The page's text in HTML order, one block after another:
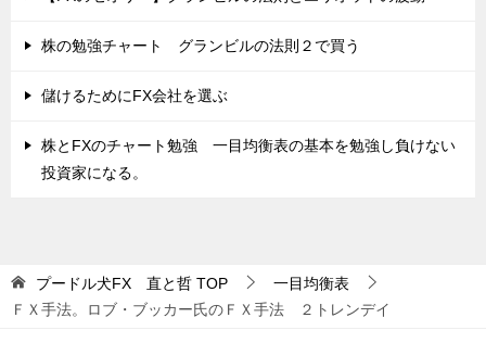
株の勉強チャート グランビルの法則２で買う
儲けるためにFX会社を選ぶ
株とFXのチャート勉強 一目均衡表の基本を勉強し負けない
投資家になる。
プードル犬FX 直と哲 TOP
一目均衡表
ＦＸ手法。ロブ・ブッカー氏のＦＸ手法 ２トレンデイ